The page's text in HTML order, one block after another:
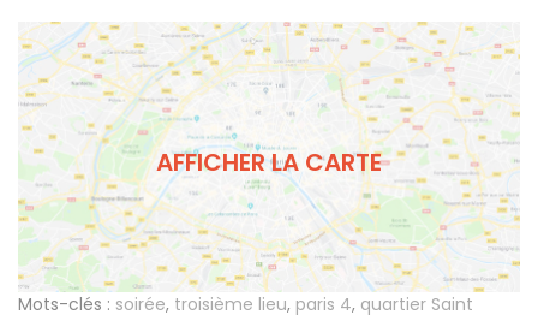
AFFICHER LA CARTE
Mots-clés : soirée, troisième lieu, paris 4, quartier Saint